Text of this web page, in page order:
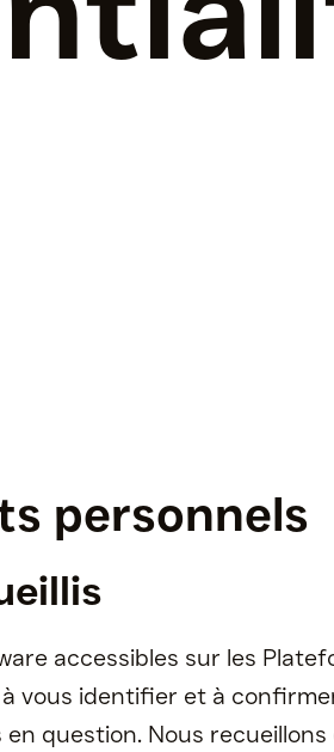
personnels
accessibles sur les
vous identifier et à
question. Nous